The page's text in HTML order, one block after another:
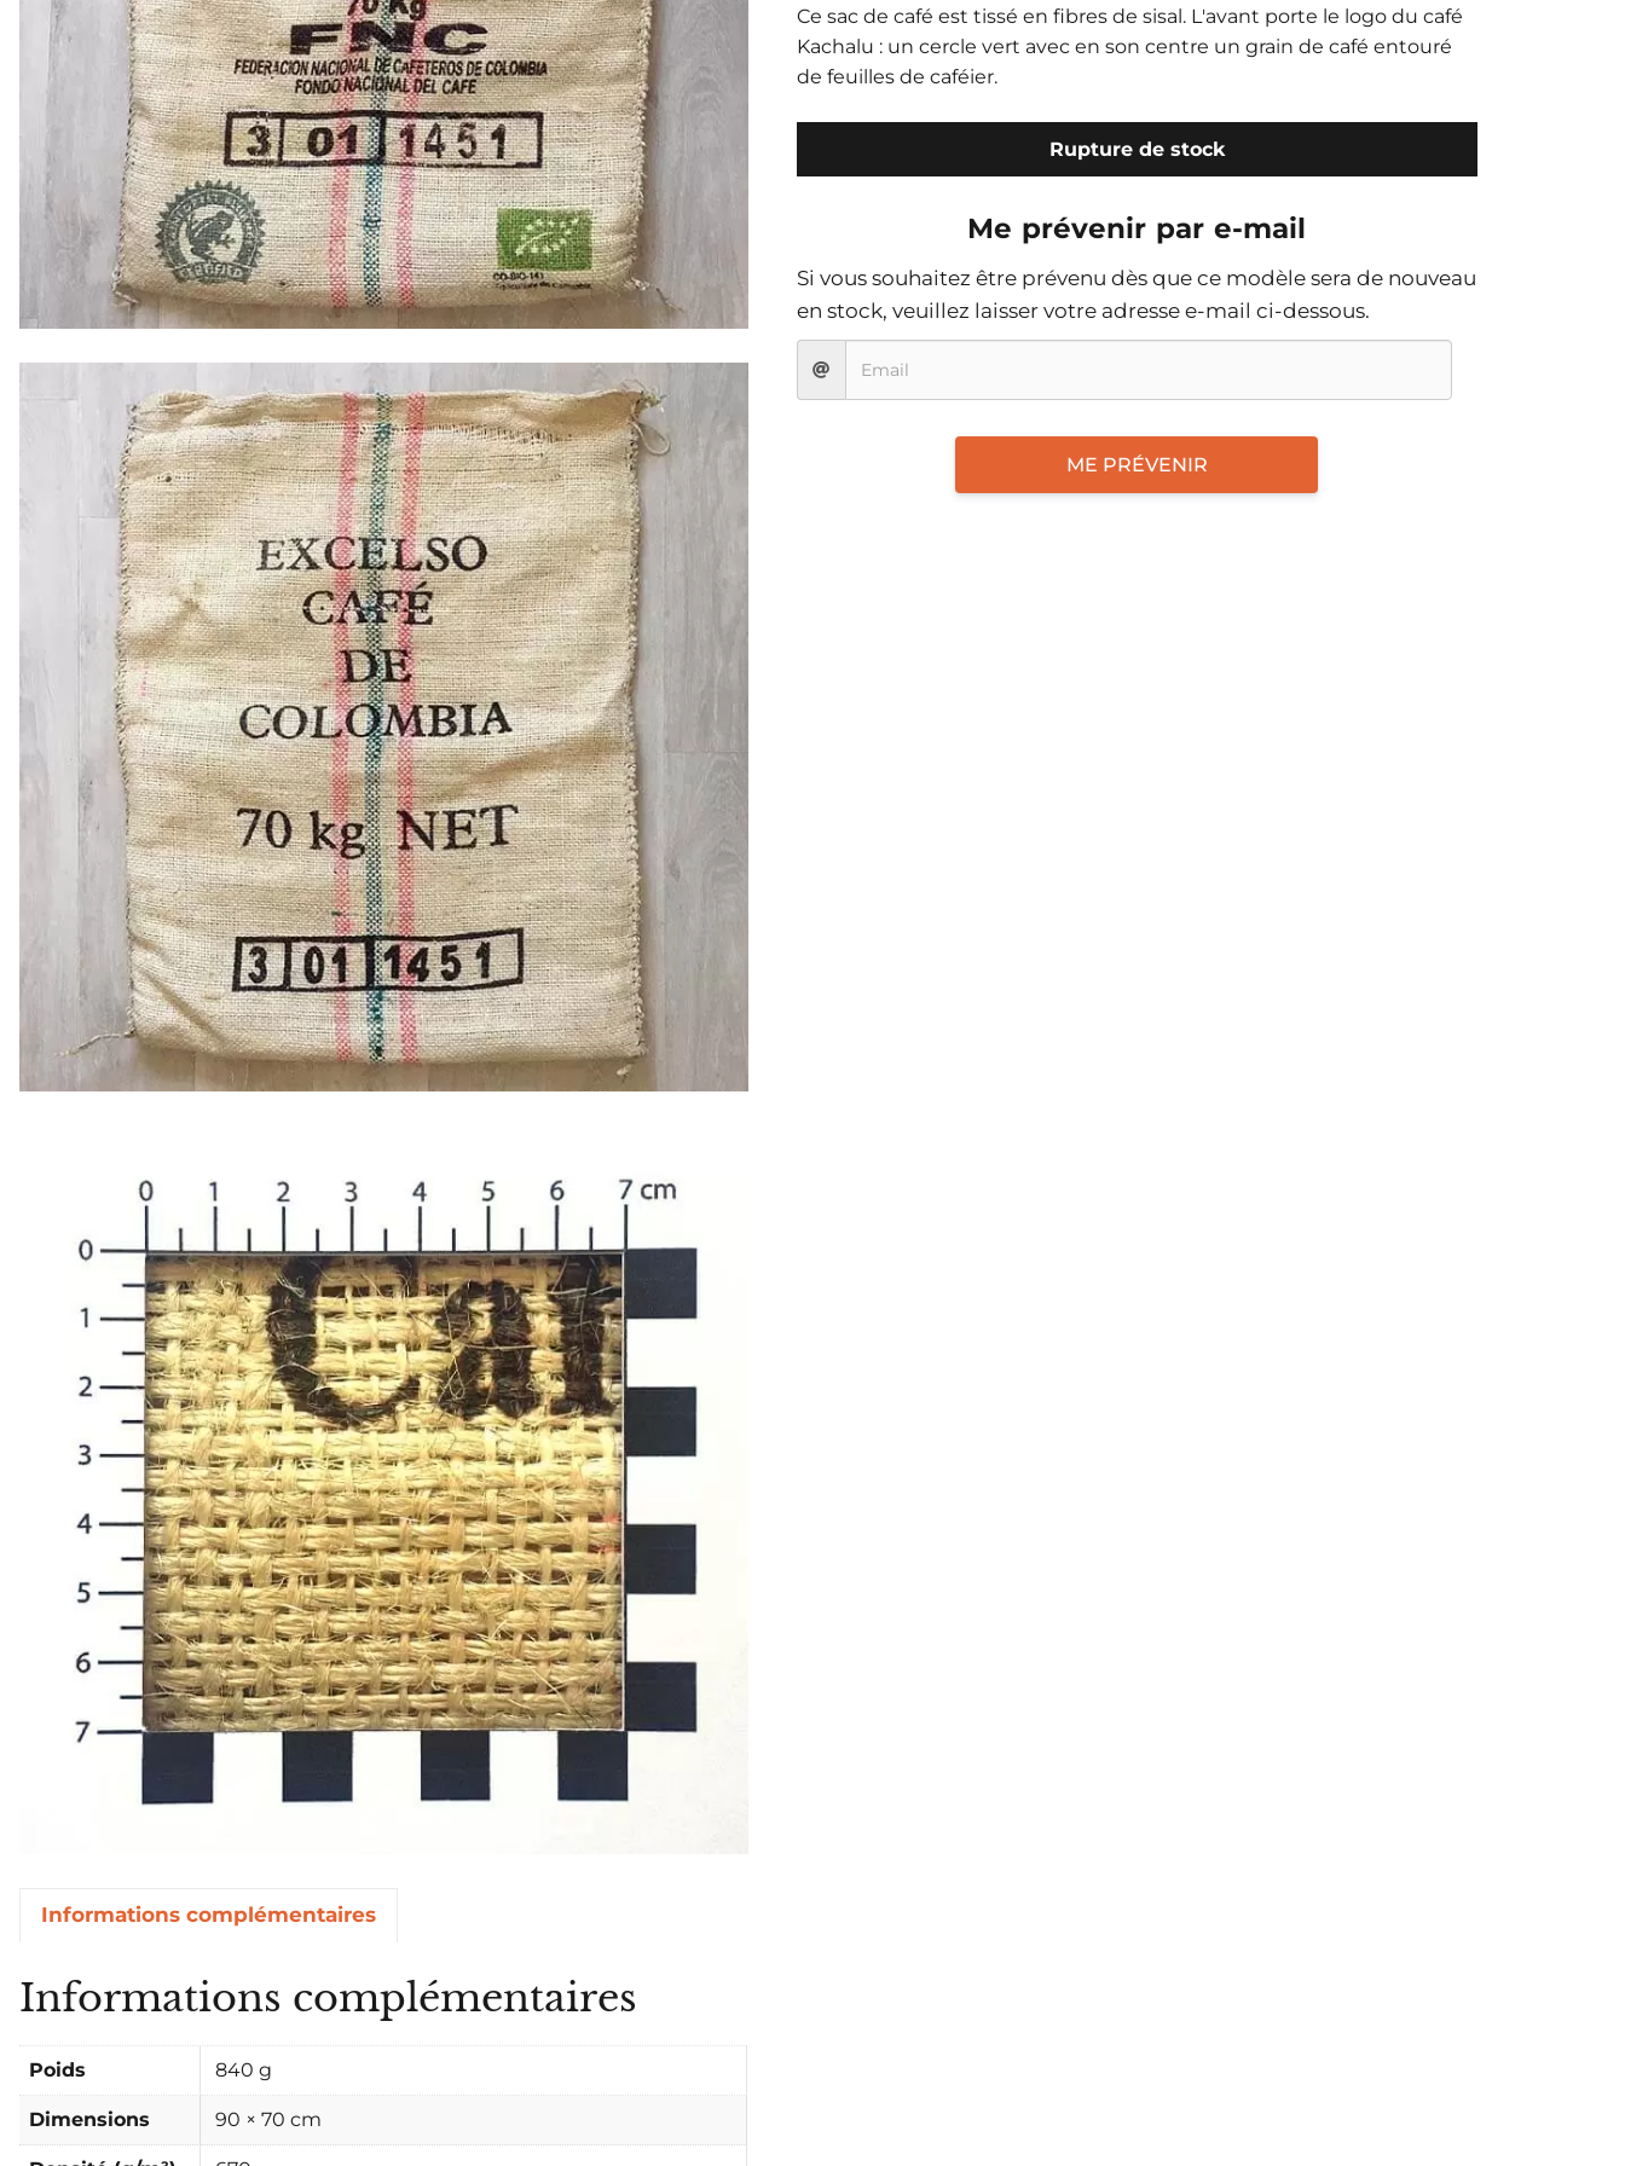
Ce sac de café est tissé en fibres de sisal. L'avant porte le logo du café
Kachalu : un cercle vert avec en son centre un grain de café entouré
de feuilles de caféier.
Rupture de stock
Me prévenir par e-mail
Si vous souhaitez être prévenu dès que ce modèle sera de nouveau
en stock, veuillez laisser votre adresse e-mail ci-dessous.
ME PRÉVENIR
Informations complémentaires
Informations complémentaires
Poids 840 g
Dimensions 90 × 70 cm